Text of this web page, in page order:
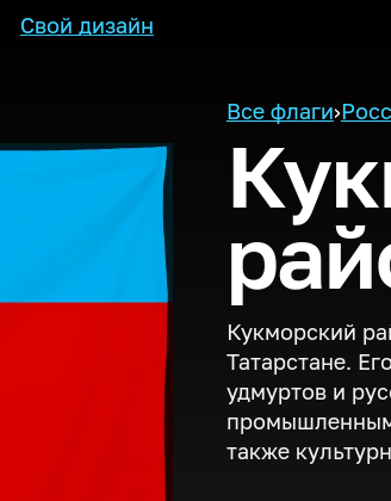
Свой дизайн
Все флаги›
Кукморский
Татарстане.
удмуртов и
промышленным
также